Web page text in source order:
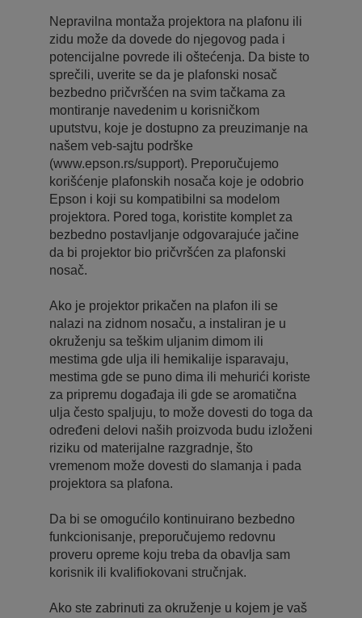
Nepravilna montaža projektora na plafonu ili
zidu može da dovede do njegovog pada i
potencijalne povrede ili oštećenja. Da biste to
sprečili, uverite se da je plafonski nosač
bezbedno pričvršćen na svim tačkama za
montiranje navedenim u korisničkom
uputstvu, koje je dostupno za preuzimanje na
našem veb-sajtu podrške
(www.epson.rs/support). Preporučujemo
korišćenje plafonskih nosača koje je odobrio
Epson i koji su kompatibilni sa modelom
projektora. Pored toga, koristite komplet za
bezbedno postavljanje odgovarajuće jačine
da bi projektor bio pričvršćen za plafonski
nosač.
Ako je projektor prikačen na plafon ili se
nalazi na zidnom nosaču, a instaliran je u
okruženju sa teškim uljanim dimom ili
mestima gde ulja ili hemikalije isparavaju,
mestima gde se puno dima ili mehurići koriste
za pripremu događaja ili gde se aromatična
ulja često spaljuju, to može dovesti do toga da
određeni delovi naših proizvoda budu izloženi
riziku od materijalne razgradnje, što
vremenom može dovesti do slamanja i pada
projektora sa plafona.
Da bi se omogućilo kontinuirano bezbedno
funkcionisanje, preporučujemo redovnu
proveru opreme koju treba da obavlja sam
korisnik ili kvalifiokovani stručnjak.
Ako ste zabrinuti za okruženje u kojem je vaš